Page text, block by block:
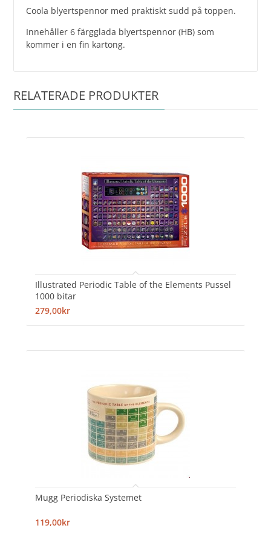
Coola blyertspennor med praktiskt sudd på toppen.
Innehåller 6 färgglada blyertspennor (HB) som
kommer i en fin kartong.
RELATERADE PRODUKTER
Illustrated Periodic Table of the Elements Pussel
1000 bitar
279,00kr
Mugg Periodiska Systemet
119,00kr